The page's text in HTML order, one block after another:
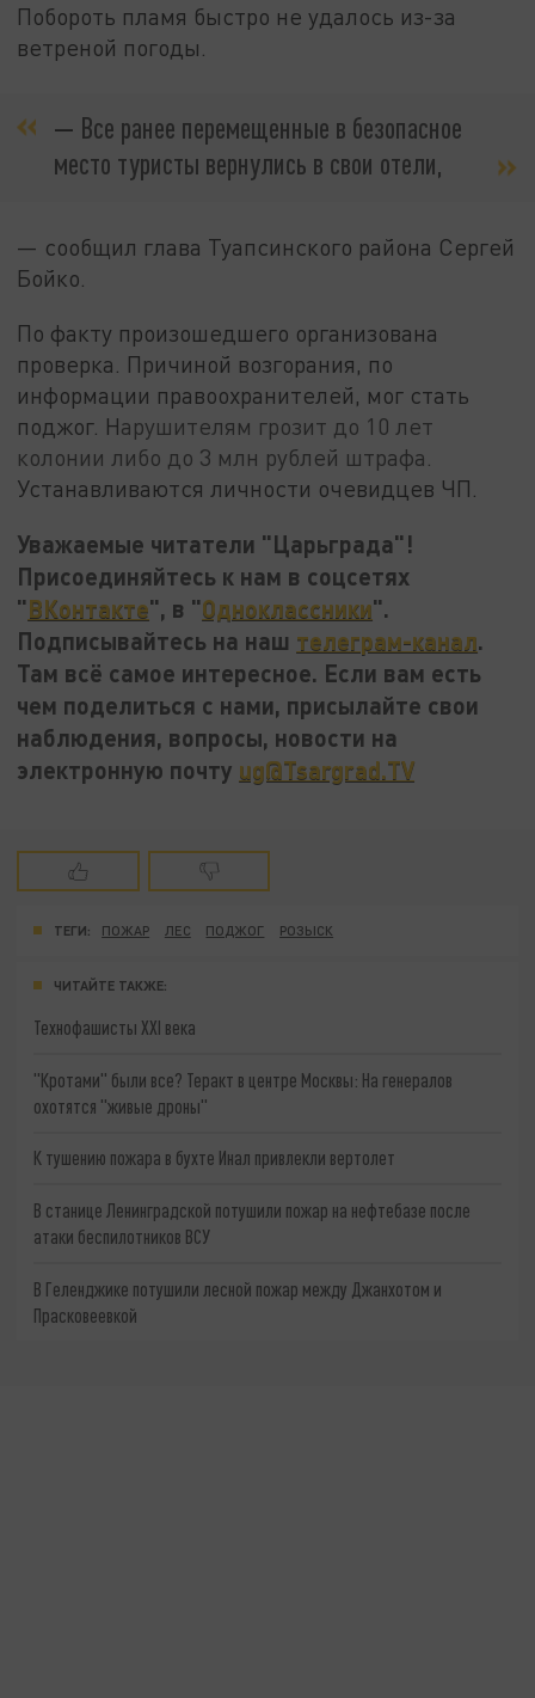
Побороть пламя быстро не удалось из-за
ветреной погоды.
— Все ранее перемещенные в безопасное
место туристы вернулись в свои отели,
— сообщил глава Туапсинского района Сергей
Бойко.
По факту произошедшего организована
проверка. Причиной возгорания, по
информации правоохранителей, мог стать
поджог. Нарушителям грозит до 10 лет
колонии либо до 3 млн рублей штрафа.
Устанавливаются личности очевидцев ЧП.
Уважаемые читатели "Царьграда"!
Присоединяйтесь к нам в соцсетях
"ВКонтакте", в "Одноклассники".
Подписывайтесь на наш телеграм-канал.
Там всё самое интересное. Если вам есть
чем поделиться с нами, присылайте свои
наблюдения, вопросы, новости на
электронную почту ug@Tsargrad.TV
ТЕГИ: ПОЖАР ЛЕС ПОДЖОГ РОЗЫСК
ЧИТАЙТЕ ТАКЖЕ:
Технофашисты XXI века
"Кротами" были все? Теракт в центре Москвы: На генералов
охотятся "живые дроны"
К тушению пожара в бухте Инал привлекли вертолет
В станице Ленинградской потушили пожар на нефтебазе после
атаки беспилотников ВСУ
В Геленджике потушили лесной пожар между Джанхотом и
Прасковеевкой